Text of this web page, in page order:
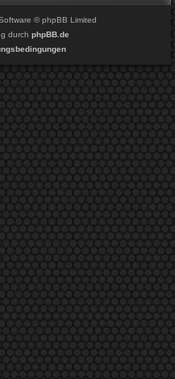
© phpBB Limited
durch phpBB.de